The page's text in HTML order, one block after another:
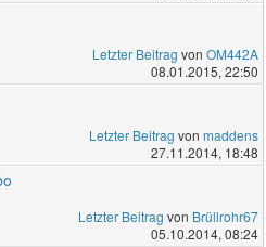
Letzter Beitrag von OM442A
08.01.2015, 22:50
Letzter Beitrag von maddens
27.11.2014, 18:48
Letzter Beitrag von Brüllrohr67
05.10.2014, 08:24